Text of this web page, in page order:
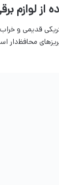
قدیمی و